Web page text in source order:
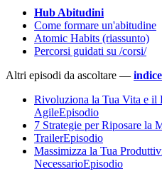
Hub Abitudini
Come formare un'abitudine
Atomic Habits (riassunto)
Percorsi guidati su /corsi/
Altri episodi da ascoltare —
Rivoluziona la Tua Vita e il
AgileEpisodio
7 Strategie per Riposare la
TrailerEpisodio
Massimizza la Tua
NecessarioEpisodio